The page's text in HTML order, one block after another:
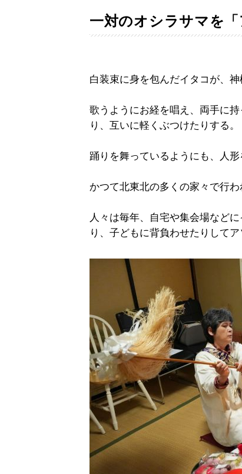
一対のオシラサマを「
白装束に身を包んだイタコが、
歌うようにお経を唱え、両手に
り、互いに軽くぶつけたりする。
踊りを舞っているようにも、人
かつて北東北の多くの家々で行
人々は毎年、自宅や集会場など
り、子どもに背負わせたりしてア